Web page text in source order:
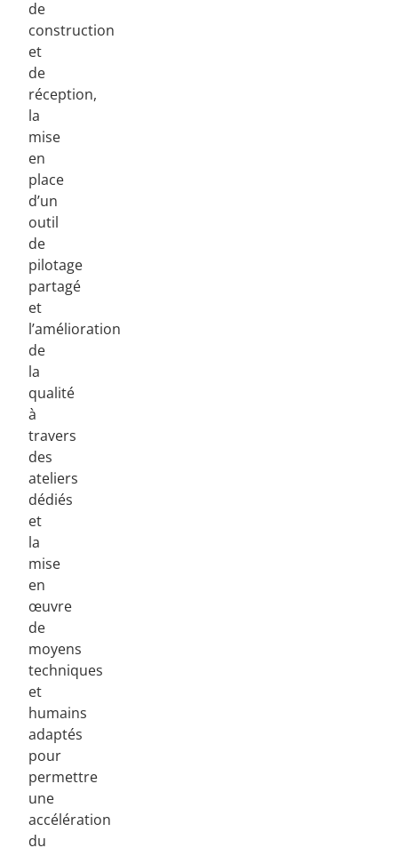
de
construction
et
de
réception,
la
mise
en
place
d’un
outil
de
pilotage
partagé
et
l’amélioration
de
la
qualité
à
travers
des
ateliers
dédiés
et
la
mise
en
œuvre
de
moyens
techniques
et
humains
adaptés
pour
permettre
une
accélération
du